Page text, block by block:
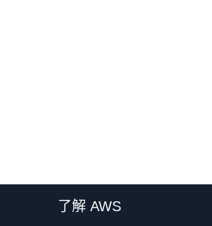
了解 AWS